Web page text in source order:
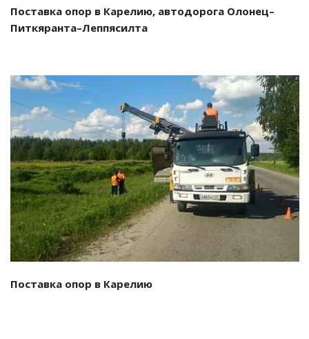
Поставка опор в Карелию, автодорога Олонец–
Питкяранта–Леппясилта
Смотреть проект
Поставка опор в Карелию